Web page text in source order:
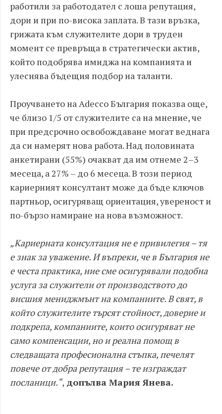
работили за работодател с лоша репутация,
дори и при по-висока заплата. В тази връзка,
грижата към служителите дори в труден
момент се превръща в стратегически актив,
който подобрява имиджа на компанията и
улеснява бъдещия подбор на таланти.
Проучването на Adecco България показва още,
че близо 1/5 от служителите са на мнение, че
при предсрочно освобождаване могат веднага
да си намерят нова работа. Над половината
анкетирани (55%) очакват да им отнеме 2–3
месеца, а 27% – до 6 месеца. В този период
кариерният консултант може да бъде ключов
партньор, осигуряващ ориентация, увереност и
по-бързо намиране на нова възможност.
„Кариерната консултация не е привилегия – тя
е знак за уважение. И въпреки, че в България не
е честа практика, ние сме осигурявали подобна
услуга за служители от производството до
висшия мениджмънт на компаниите. В свят, в
който служителите търсят стойност, доверие и
подкрепа, компаниите, които осигуряват не
само компенсации, но и реална помощ в
следващата професионална стъпка, печелят
повече от добра репутация – те изграждат
посланици.“, допълва Мария Янева.